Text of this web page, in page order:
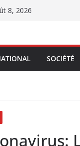
8, 2026
SOCIÉTÉ